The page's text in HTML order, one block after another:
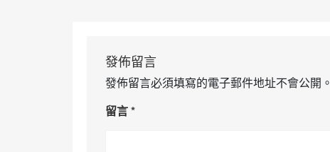
發佈留言
發佈留言必須填寫的電子郵件地址不會公開。
留言*